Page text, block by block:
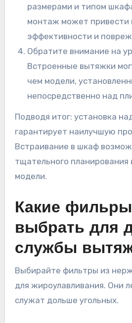
размерами и типом
монтаж может привести
эффективности и
Обратите внимание на
Встроенные вытяжки
чем модели,
непосредственно над
Подводя итог: установка
гарантирует наилучшую
Встраивание в шкаф
тщательного
модели.
Какие
выбрать для
службы
Выбирайте фильтры из
для жироулавливания. Они
служат дольше угольных.